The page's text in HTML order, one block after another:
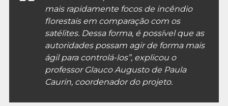
mais rapidamente focos de incêndio
florestais em comparação com os
satélites. Dessa forma, é possível que as
autoridades possam agir de forma mais
ágil para controlá-los”, explicou o
professor Glauco Augusto de Paula
Caurin, coordenador do projeto.